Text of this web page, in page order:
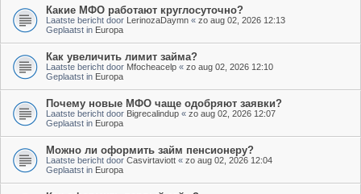
Какие МФО работают круглосуточно?
Laatste bericht door LerinozaDaymn « zo aug 02, 2026 12:13
Geplaatst in Europa
Как увеличить лимит займа?
Laatste bericht door Mfocheacelp « zo aug 02, 2026 12:10
Geplaatst in Europa
Почему новые МФО чаще одобряют заявки?
Laatste bericht door Bigrecalindup « zo aug 02, 2026 12:07
Geplaatst in Europa
Можно ли оформить займ пенсионеру?
Laatste bericht door Casvirtaviott « zo aug 02, 2026 12:04
Geplaatst in Europa